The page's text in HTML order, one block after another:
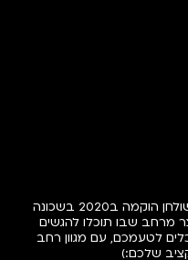
פעמיפו, חנות לכלי חד פעמי ועיצובי שולחן הוקמה ב2020 בשכונה
מרחב שבו תוכלו להגשים
לטעמכם, עם מגוון רחב
שלכם:)